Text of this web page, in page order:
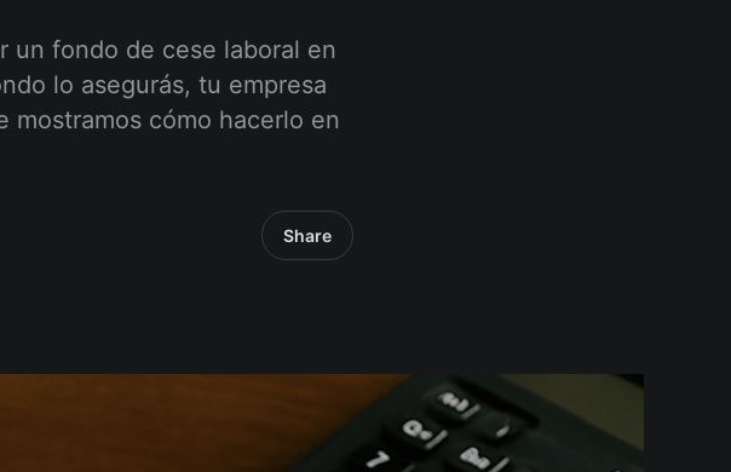
un fondo de cese laboral en
lo asegurás, tu empresa
cómo hacerlo en
Share